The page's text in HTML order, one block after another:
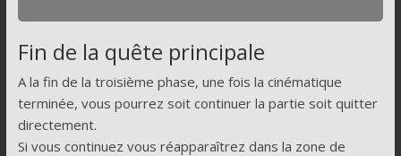
Fin de la quête principale
A la fin de la troisième phase, une fois la cinématique
terminée, vous pourrez soit continuer la partie soit quitter
directement.
Si vous continuez vous réapparaîtrez dans la zone de